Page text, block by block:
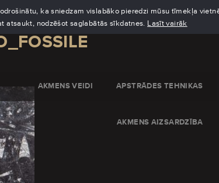
ka sniedzam vislabāko pieredzi mūsu tīmekļa
atsaukt, nodzēšot saglabātās sīkdatnes. Lasīt vairāk
AKMENS VEIDI APSTRĀDES TEHNIKAS
AKMENS AIZSARDZĪBA